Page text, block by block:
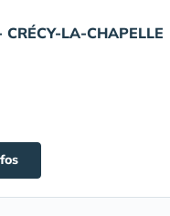
LA-CHAPELLE